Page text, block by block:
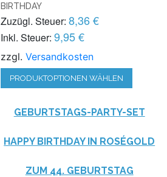
BIRTHDAY
Zuzügl. Steuer: 8,36 €
Inkl. Steuer: 9,95 €
zzgl.Versandkosten
PRODUKTOPTIONEN WÄHLEN
GEBURTSTAGS-PARTY-SET
HAPPY BIRTHDAY IN ROSÉGOLD
ZUM 44. GEBURTSTAG